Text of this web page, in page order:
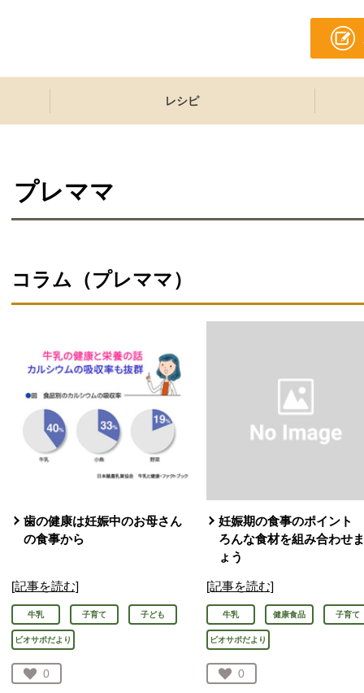
レシピ
プレママ
コラム（プレママ）
歯の健康は妊娠中のお母さん
の食事から
[記事を読む]
牛乳 子育て 子ども
ビオサポだより
お気に入り登録：
0
人が登録
妊娠期の食事のポイント
ろんな食材を組み合わせ
ょう
[記事を読む]
牛乳 健康食品 子育て
ビオサポだより
お気に入り登録：
0
人が登録